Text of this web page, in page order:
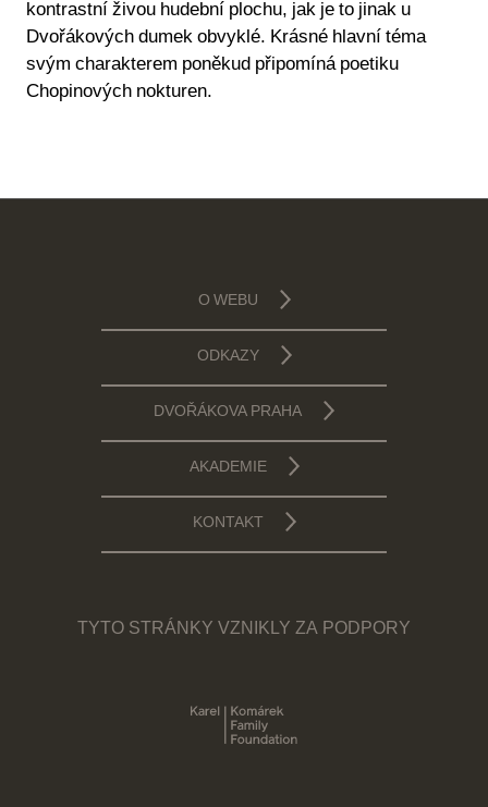
kontrastní živou hudební plochu, jak je to jinak u
Dvořákových dumek obvyklé. Krásné hlavní téma
svým charakterem poněkud připomíná poetiku
Chopinových nokturen.
O WEBU
ODKAZY
DVOŘÁKOVA PRAHA
AKADEMIE
KONTAKT
TYTO STRÁNKY VZNIKLY ZA PODPORY